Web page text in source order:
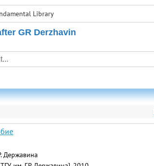
Library
GR Derzhavin
Державина